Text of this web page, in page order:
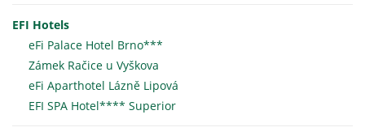
EFI Hotels
eFi Palace Hotel Brno***
Zámek Račice u Vyškova
eFi Aparthotel Lázně Lipová
EFI SPA Hotel**** Superior